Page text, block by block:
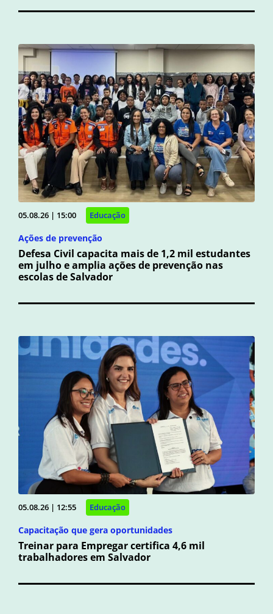
05.08.26 | 15:00 Educação
Ações de prevenção
Defesa Civil capacita mais de 1,2 mil estudantes
em julho e amplia ações de prevenção nas
escolas de Salvador
05.08.26 | 12:55 Educação
Capacitação que gera oportunidades
Treinar para Empregar certifica 4,6 mil
trabalhadores em Salvador